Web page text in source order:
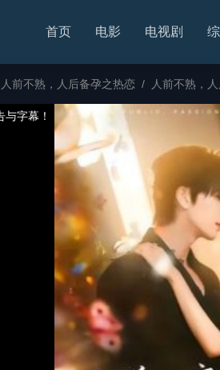
首页 电影 电视剧
人前不熟，人后备孕之热恋 / 人前不熟，
字幕！